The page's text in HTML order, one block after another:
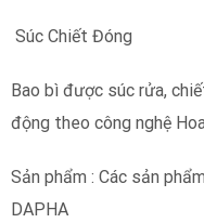
Súc Chiết Đóng
Bao bì được súc rửa,
động theo công nghệ
Sản phẩm : Các sản
DAPHA